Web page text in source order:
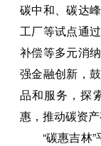
碳中和、碳达
工厂等试点通
补偿等多元消
强金融创新，
品和服务，探
惠，推动碳资产
“碳惠吉林